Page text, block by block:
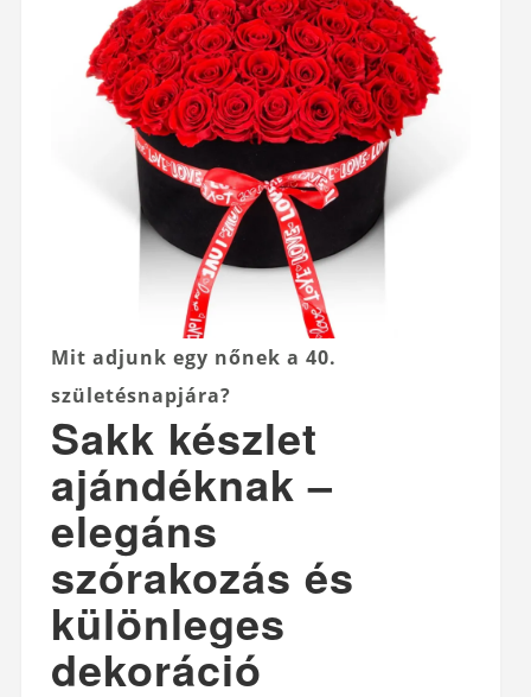
Mit adjunk egy nőnek a 40.
születésnapjára?
Sakk készlet
ajándéknak –
elegáns
szórakozás és
különleges
dekoráció